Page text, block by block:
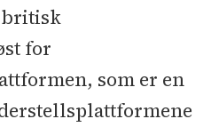
britisk
for
som er en